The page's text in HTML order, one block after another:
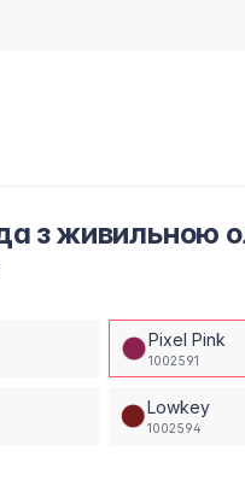
з живильною
Pixel Pink
1002591
Lowkey
1002594